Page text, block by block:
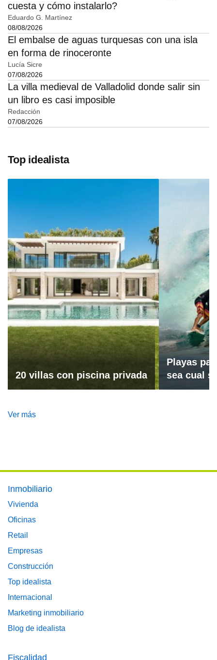
cuesta y cómo instalarlo?
Eduardo G. Martínez
08/08/2026
El embalse de aguas turquesas con una isla
en forma de rinoceronte
Lucía Sicre
07/08/2026
La villa medieval de Valladolid donde salir sin
un libro es casi imposible
Redacción
07/08/2026
Top idealista
20 villas con piscina privada
Playas
sea cual
Ver más
Footer main menu
Inmobiliario
Vivienda
Oficinas
Retail
Empresas
Construcción
Top idealista
Internacional
Marketing inmobiliario
Blog de idealista
Fiscalidad